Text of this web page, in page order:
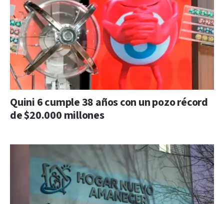
Quini 6 cumple 38 años con un pozo récord
de $20.000 millones